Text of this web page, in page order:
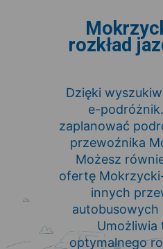
rozkład
Dzięki
e-
zaplanować
przewoźnika
Możesz
ofertę
innych
autobusowych
Umożliwia
optymalnego